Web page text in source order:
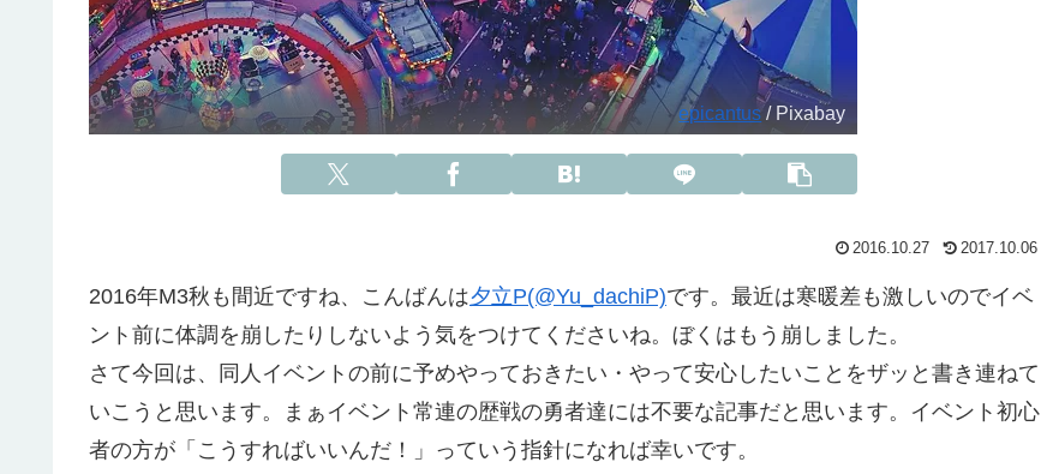
epicantus/ Pixabay
2016.10.27 2017.10.06
2016年M3秋も間近ですね、こんばんは夕立P(@Yu_dachiP)です。最近は寒暖差も激しいのでイベ
ント前に体調を崩したりしないよう気をつけてくださいね。ぼくはもう崩しました。
さて今回は、同人イベントの前に予めやっておきたい・やって安心したいことをザッと書き連ねて
いこうと思います。まぁイベント常連の歴戦の勇者達には不要な記事だと思います。イベント初心
者の方が「こうすればいいんだ！」っていう指針になれば幸いです。